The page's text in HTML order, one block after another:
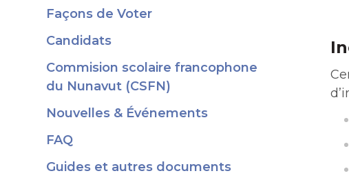
Façons de Voter
Candidats
Commision scolaire francophone
du Nunavut (CSFN)
Nouvelles & Événements
FAQ
Guides et autres documents